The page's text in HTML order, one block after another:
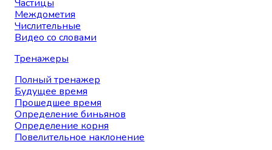
Частицы
Междометия
Числительные
Видео со словами
Тренажеры
Полный тренажер
Будущее время
Прошедшее время
Определение биньянов
Определение корня
Повелительное наклонение